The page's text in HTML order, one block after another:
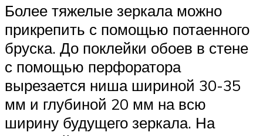
Более тяжелые зеркала можно
прикрепить с помощью потаенного
бруска. До поклейки обоев в стене
с помощью перфоратора
вырезается ниша шириной 30-35
мм и глубиной 20 мм на всю
ширину будущего зеркала. На